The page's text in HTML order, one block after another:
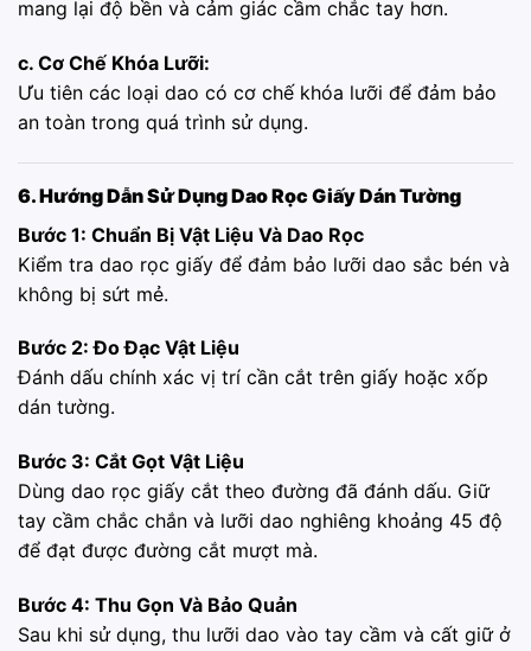
mang lại độ bền và cảm giác cầm chắc tay hơn.
c. Cơ Chế Khóa Lưỡi:
Ưu tiên các loại dao có cơ chế khóa lưỡi để đảm bảo
an toàn trong quá trình sử dụng.
6. Hướng Dẫn Sử Dụng Dao Rọc Giấy Dán Tường
Bước 1: Chuẩn Bị Vật Liệu Và Dao Rọc
Kiểm tra dao rọc giấy để đảm bảo lưỡi dao sắc bén và
không bị sứt mẻ.
Bước 2: Đo Đạc Vật Liệu
Đánh dấu chính xác vị trí cần cắt trên giấy hoặc xốp
dán tường.
Bước 3: Cắt Gọt Vật Liệu
Dùng dao rọc giấy cắt theo đường đã đánh dấu. Giữ
tay cầm chắc chắn và lưỡi dao nghiêng khoảng 45 độ
để đạt được đường cắt mượt mà.
Bước 4: Thu Gọn Và Bảo Quản
Sau khi sử dụng, thu lưỡi dao vào tay cầm và cất giữ ở